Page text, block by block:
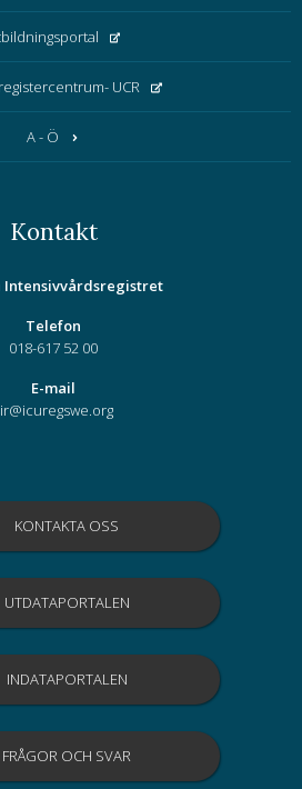
UCR
A - Ö
Kontakt
Intensivvårdsregistret
Telefon
018-617 52 00
E-mail
KONTAKTA OSS
UTDATAPORTALEN
INDATAPORTALEN
FRÅGOR OCH SVAR